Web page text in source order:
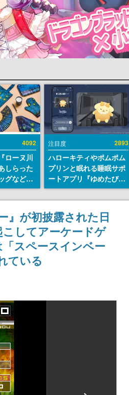
4092
ローヌ川
しらった
グなどが
時より2
販売
注目度 2893
ハローキティやポムポム
プリンと眠れる睡眠サポ
ートアプリ『ゆめたび』
が配信中。キャラごとの
ASMRや目覚ましアラー
ムも搭載
』が初披露された日
こしてアーケードゲ
スペースインベー
ている